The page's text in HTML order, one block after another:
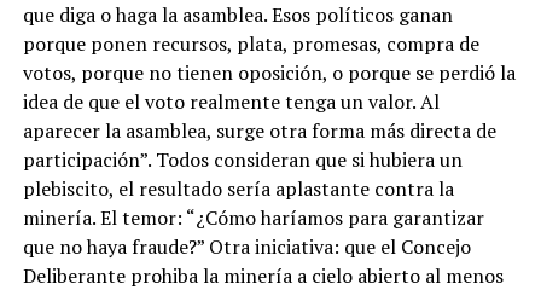
que diga o haga la asamblea. Esos políticos ganan
porque ponen recursos, plata, promesas, compra de
votos, porque no tienen oposición, o porque se perdió la
idea de que el voto realmente tenga un valor. Al
aparecer la asamblea, surge otra forma más directa de
participación”. Todos consideran que si hubiera un
plebiscito, el resultado sería aplastante contra la
minería. El temor: “¿Cómo haríamos para garantizar
que no haya fraude?” Otra iniciativa: que el Concejo
Deliberante prohiba la minería a cielo abierto al menos